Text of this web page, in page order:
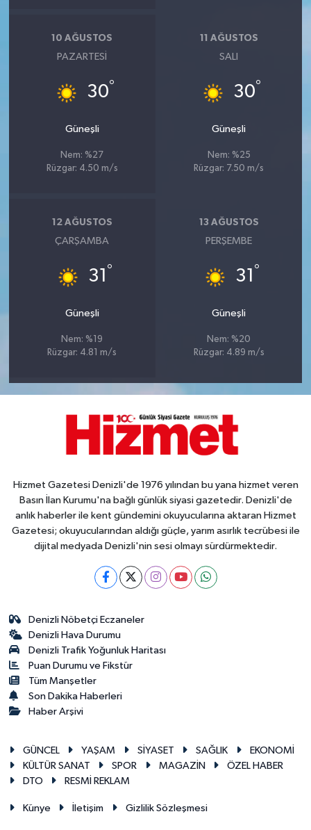
10 AĞUSTOS
PAZARTESI
30°
Güneşli
Nem: %27
Rüzgar: 4.50 m/s
11 AĞUSTOS
SALI
30°
Güneşli
Nem: %25
Rüzgar: 7.50 m/s
12 AĞUSTOS
ÇARŞAMBA
31 °
Güneşli
Nem: %19
Rüzgar: 4.81 m/s
13 AĞUSTOS
PERŞEMBE
31 °
Güneşli
Nem: %20
Rüzgar: 4.89 m/s
Hizmet Gazetesi Denizli'de 1976 yılından bu yana hizmet veren
Basın İlan Kurumu'na bağlı günlük siyasi gazetedir. Denizli'de
anlık haberler ile kent gündemini okuyucularına aktaran Hizmet
Gazetesi; okuyucularından aldığı güçle, yarım asırlık tecrübesi ile
dijital medyada Denizli'nin sesi olmayı sürdürmektedir.
Denizli Nöbetçi Eczaneler
Denizli Hava Durumu
Denizli Trafik Yoğunluk Haritası
Puan Durumu ve Fikstür
Tüm Manşetler
Son Dakika Haberleri
Haber Arşivi
GÜNCEL YAŞAM SİYASET SAĞLIK
EKONOMİ
KÜLTÜR SANAT
SPOR MAGAZİN
ÖZEL HABER
DTO
RESMİ REKLAM
Künye İletişim Gizlilik Sözleşmesi